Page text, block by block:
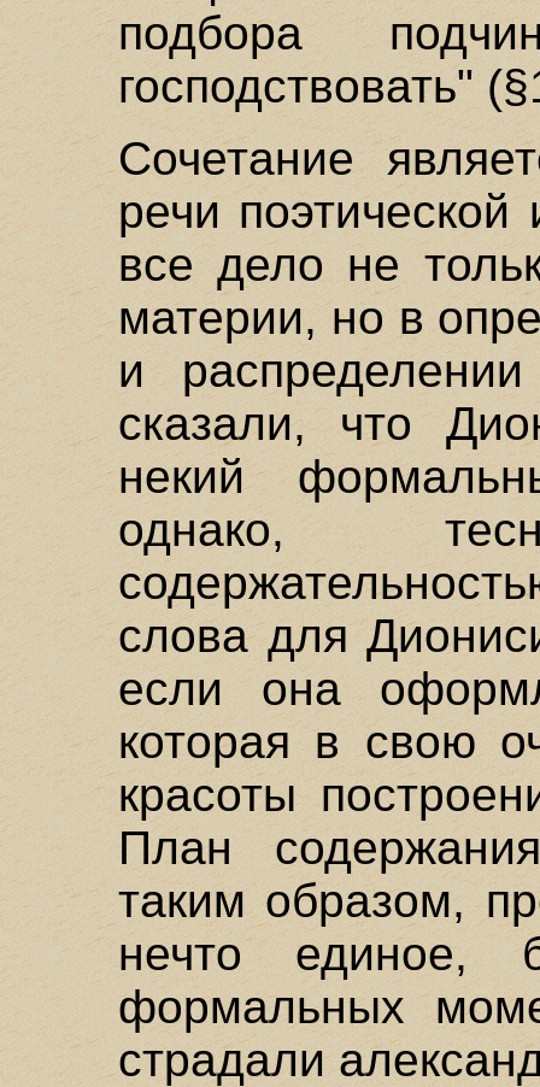
подбора
господствовать"
Сочетание
речи поэтической
все дело не
материи, но в
и
сказали, что
некий
однако,
слова для
если она
которая в свою
красоты
План
таким образом,
нечто единое,
формальных
страдали